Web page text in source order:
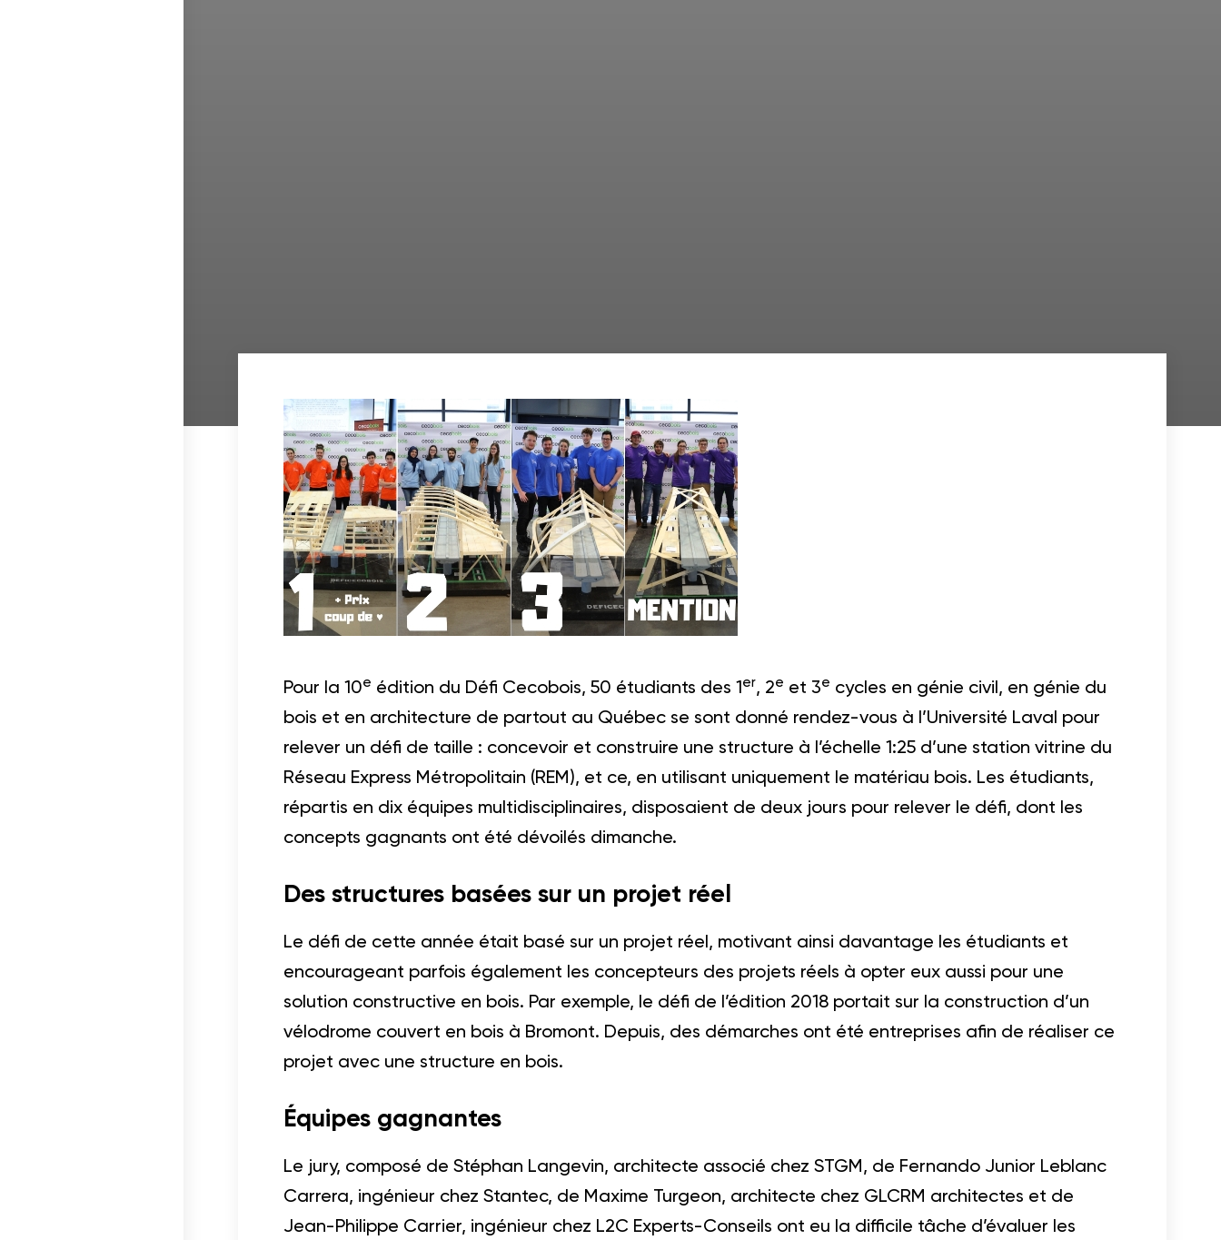
Pour la 10e édition du Défi Cecobois, 50 étudiants des 1er, 2e et 3e cycles en génie civil, en génie du
bois et en architecture de partout au Québec se sont donné rendez-vous à l’Université Laval pour
relever un défi de taille : concevoir et construire une structure à l’échelle 1:25 d’une station vitrine du
Réseau Express Métropolitain (REM), et ce, en utilisant uniquement le matériau bois. Les étudiants,
répartis en dix équipes multidisciplinaires, disposaient de deux jours pour relever le défi, dont les
concepts gagnants ont été dévoilés dimanche.
Des structures basées sur un projet réel
Le défi de cette année était basé sur un projet réel, motivant ainsi davantage les étudiants et
encourageant parfois également les concepteurs des projets réels à opter eux aussi pour une
solution constructive en bois. Par exemple, le défi de l’édition 2018 portait sur la construction d’un
vélodrome couvert en bois à Bromont. Depuis, des démarches ont été entreprises afin de réaliser ce
projet avec une structure en bois.
Équipes gagnantes
Le jury, composé de Stéphan Langevin, architecte associé chez STGM, de Fernando Junior Leblanc
Carrera, ingénieur chez Stantec, de Maxime Turgeon, architecte chez GLCRM architectes et de
Jean-Philippe Carrier, ingénieur chez L2C Experts-Conseils ont eu la difficile tâche d’évaluer les